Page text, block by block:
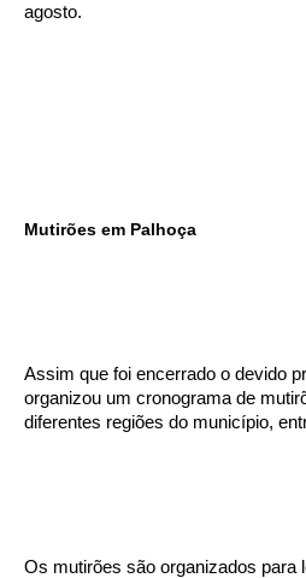
agosto.
Mutirões em Palhoça
Assim que foi encerrado o devido
organizou um cronograma de
diferentes regiões do município,
Os mutirões são organizados para